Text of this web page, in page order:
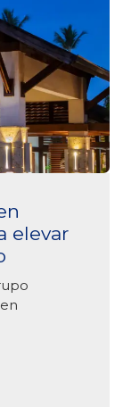
elevar